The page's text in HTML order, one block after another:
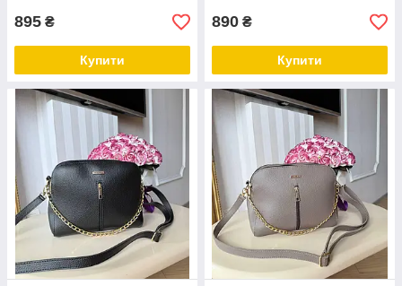
895 ₴
Купити
890 ₴
Купити